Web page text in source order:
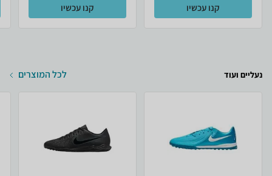
קנו עכשיו קנו עכשיו
נעליים ועוד לכל המוצרים